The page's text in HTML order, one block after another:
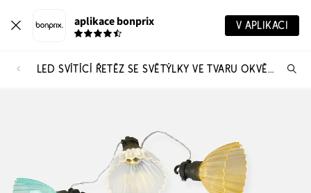
aplikace bonprix V APLIKACI
LED SVÍTÍCÍ ŘETĚZ SE SVĚTÝLKY VE TVARU OKVĚTNÍHO KALICHU